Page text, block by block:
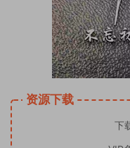
资源下载
下